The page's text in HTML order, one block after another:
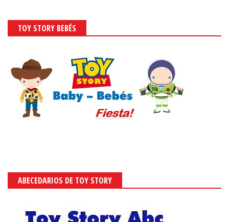
TOY STORY BEBÉS
ABECEDARIOS DE TOY STORY